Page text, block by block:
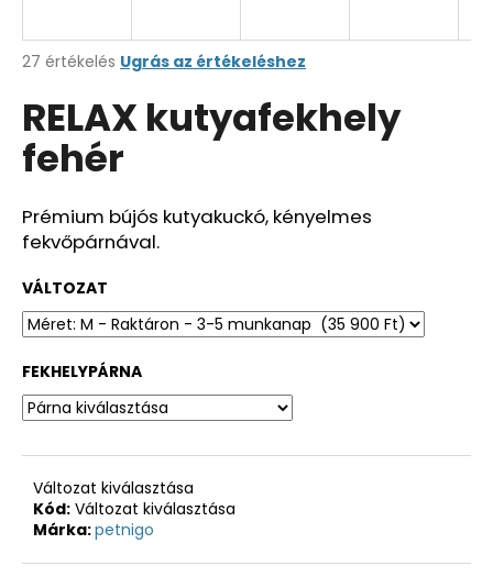
A
átlagos
értékelése
5-
ből
csillag.
27 értékelés Ugrás az értékeléshez
RELAX kutyafekhely
fehér
Prémium bújós kutyakuckó, kényelmes
fekvőpárnával.
VÁLTOZAT
FEKHELYPÁRNA
Változat kiválasztása
Kód: Változat kiválasztása
Márka:petnigo